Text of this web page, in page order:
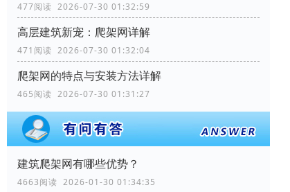
477阅读 2026-07-30 01:32:59
高层建筑新宠：爬架网详解
471阅读 2026-07-30 01:32:04
爬架网的特点与安装方法详解
465阅读 2026-07-30 01:31:27
建筑爬架网有哪些优势？
4663阅读 2026-01-30 01:34:35